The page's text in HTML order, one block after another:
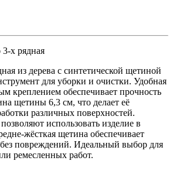
х рядная
из дерева с синтетической щетиной
для уборки и очистки. Удобная
креплением обеспечивает прочность
щетины 6,3 см, что делает её
различных поверхностей.
использовать изделие в
жёсткая щетина обеспечивает
повреждений. Идеальный выбор для
ремесленных работ.